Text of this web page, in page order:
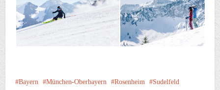
Bayern München-Oberbayern Rosenheim Sudelfeld